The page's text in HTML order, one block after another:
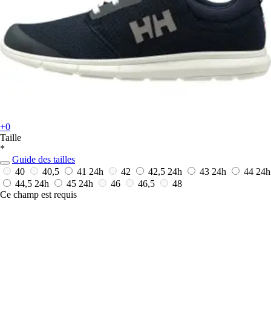
+0
Taille
*
Guide des tailles
40
40,5 41 24h 42 42,5 24h 43 24h 44 24h
44,5 24h 45 24h 46 46,5
48
Ce champ est requis